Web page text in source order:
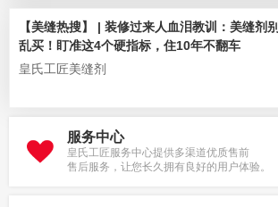
【美缝热搜】 | 装修过来人血泪教训：美缝剂别
乱买！盯准这4个硬指标，住10年不翻车
皇氏工匠美缝剂
服务中心
皇氏工匠服务中心提供多渠道优质售前
售后服务，让您长久拥有良好的用户体验。